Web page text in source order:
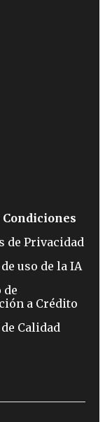
Condiciones
de Privacidad
uso de la IA
de
a Crédito
Calidad